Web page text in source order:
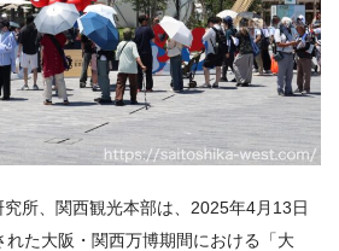
究所 関西観光本部は、2025年4月13日
れた大阪・関西万博期間における「大